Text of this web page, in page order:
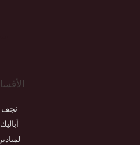
نجف
أباليك
لمبادير